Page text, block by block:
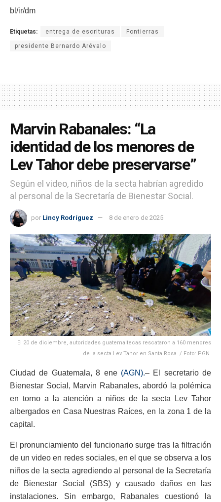
bl/ir/dm
Etiquetas: entrega de escrituras Fontierras
presidente Bernardo Arévalo
Marvin Rabanales: “La
identidad de los menores de
Lev Tahor debe preservarse”
Según el video, niños de la secta habrían agredido
al personal de la Secretaría de Bienestar Social.
por Lincy Rodríguez 8 de enero de 2025
El 20 de diciembre, autoridades guatemaltecas rescataron a 160 menores
de la secta Lev Tahor en Santa Rosa. / Foto: PGN.
Ciudad de Guatemala, 8 ene (AGN).– El secretario de
Bienestar Social, Marvin Rabanales, abordó la polémica
en torno a la atención a niños de la secta Lev Tahor
albergados en Casa Nuestras Raíces, en la zona 1 de la
capital.
El pronunciamiento del funcionario surge tras la filtración
de un video en redes sociales, en el que se observa a los
niños de la secta agrediendo al personal de la Secretaría
de Bienestar Social (SBS) y causado daños en las
instalaciones. Sin embargo, Rabanales cuestionó la